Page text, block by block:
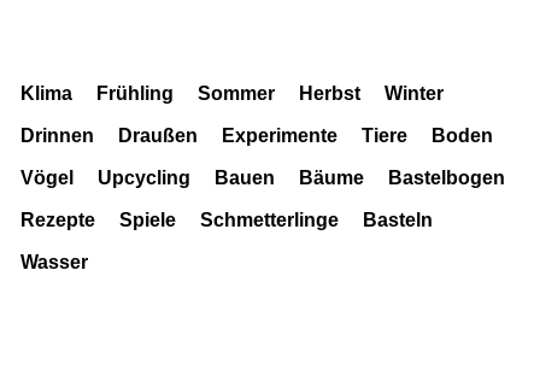
Klima Frühling Sommer Herbst Winter
Drinnen Draußen Experimente Tiere Boden
Vögel Upcycling Bauen Bäume Bastelbogen
Rezepte Spiele Schmetterlinge Basteln
Wasser